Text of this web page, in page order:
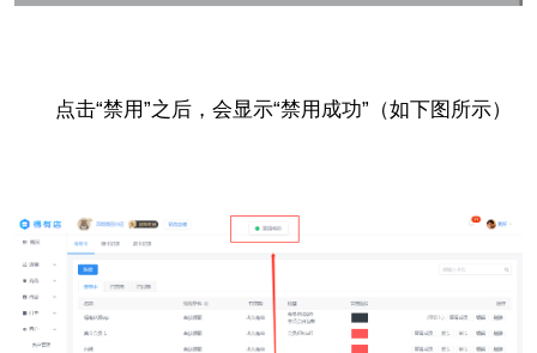
点击“禁用”之后，会显示“禁用成功”（如下图所示）